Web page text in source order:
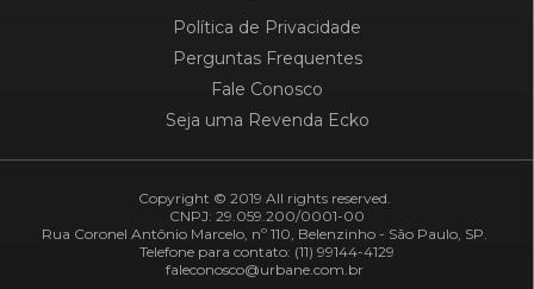
Política de Privacidade
Perguntas Frequentes
Fale Conosco
Seja uma Revenda Ecko
Copyright © 2019 All rights reserved.
CNPJ: 29.059.200/0001-00
Rua Coronel Antônio Marcelo, nº 110, Belenzinho - São Paulo, SP.
Telefone para contato: (11) 99144-4129
faleconosco@urbane.com.br